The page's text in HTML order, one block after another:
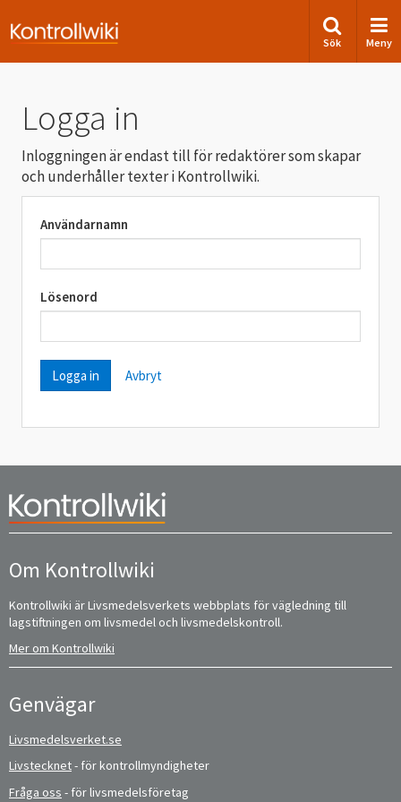
Sök Meny
Logga in
Inloggningen är endast till för redaktörer som skapar
och underhåller texter i Kontrollwiki.
Användarnamn
Lösenord
Avbryt
Om Kontrollwiki
Kontrollwiki är Livsmedelsverkets webbplats för vägledning till
lagstiftningen om livsmedel och livsmedelskontroll.
Mer om Kontrollwiki
Genvägar
Livsmedelsverket.se
Livstecknet- för kontrollmyndigheter
Fråga oss - för livsmedelsföretag